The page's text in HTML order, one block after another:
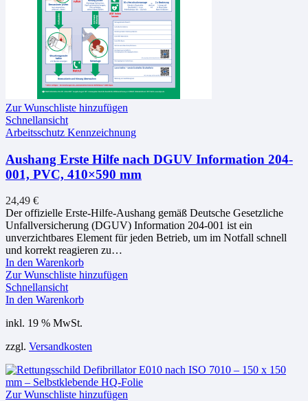
Zur Wunschliste hinzufügen
Schnellansicht
Arbeitsschutz Kennzeichnung
Aushang Erste Hilfe nach DGUV Information 204-
001, PVC, 410×590 mm
24,49 €
Der offizielle Erste-Hilfe-Aushang gemäß Deutsche Gesetzliche
Unfallversicherung (DGUV) Information 204-001 ist ein
unverzichtbares Element für jeden Betrieb, um im Notfall schnell
und korrekt reagieren zu…
In den Warenkorb
Zur Wunschliste hinzufügen
Schnellansicht
In den Warenkorb
inkl. 19 % MwSt.
zzgl. Versandkosten
Zur Wunschliste hinzufügen